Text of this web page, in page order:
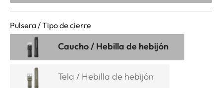
Pulsera / Tipo de cierre
Caucho / Hebilla de hebijón
Tela / Hebilla de hebijón